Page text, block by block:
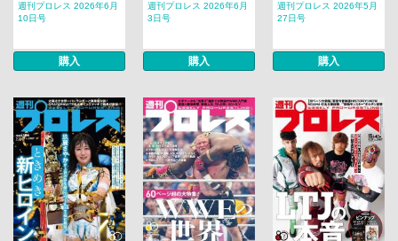
週刊プロレス 2026年6月
10日号
購入
週刊プロレス 2026年6月
3日号
購入
週刊プロレス 2026年5月
27日号
購入